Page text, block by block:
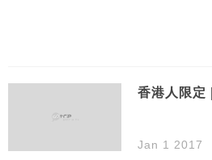
Jan 1 2017